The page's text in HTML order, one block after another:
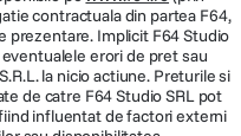
contractuala din partea F64,
prezentare. Implicit F64 Studio
erori de pret sau
la nicio actiune. Preturile si
de catre F64 Studio SRL pot
influentat de factori externi